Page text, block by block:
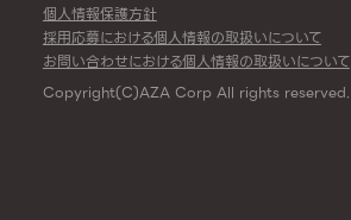
個人情報保護方針
採用応募における個人情報の取扱いについて
お問い合わせにおける個人情報の取扱いについて
Copyright(C)AZA Corp All rights reserved.